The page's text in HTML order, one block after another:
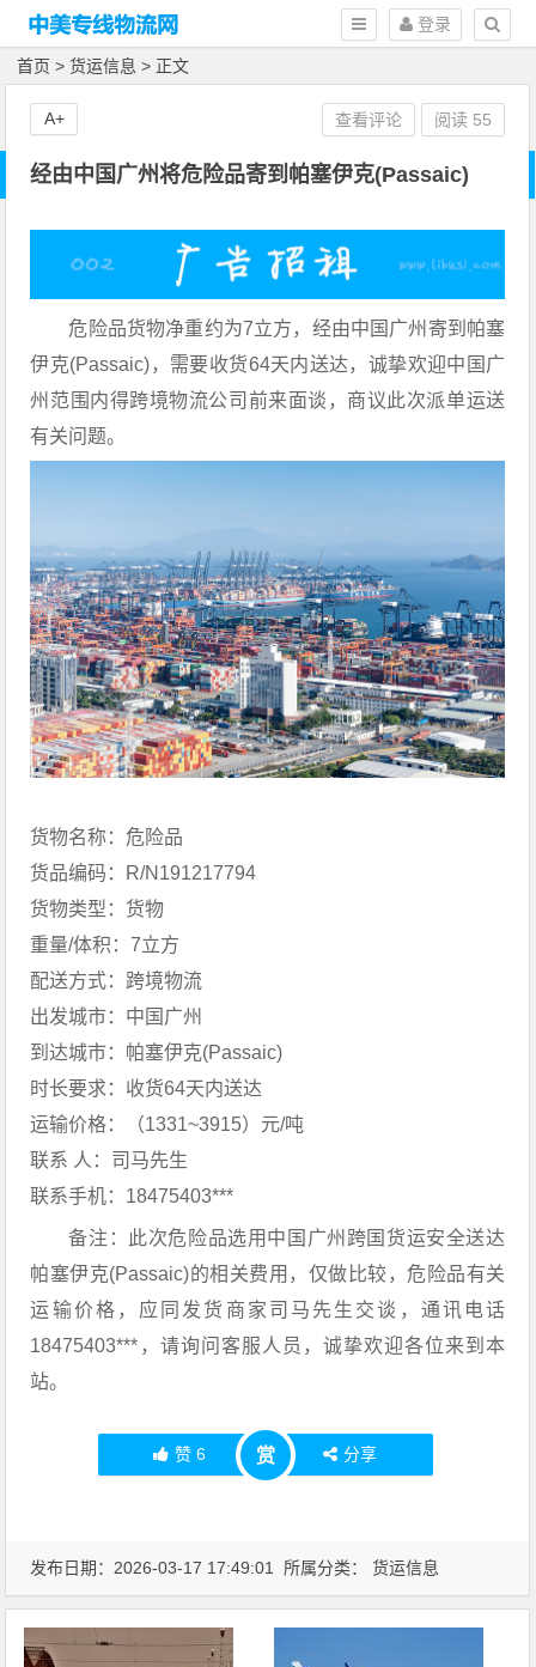
登录
首页 > 货运信息 > 正文
经由中国广州将危险品寄到帕塞伊克(Passaic)
危险品货物净重约为7立方，经由中国广州寄到帕塞
伊克(Passaic)，需要收货64天内送达，诚挚欢迎中国广
州范围内得跨境物流公司前来面谈，商议此次派单运送
有关问题。
货物名称：危险品
货品编码：R/N191217794
货物类型：货物
重量/体积：7立方
配送方式：跨境物流
出发城市：中国广州
到达城市：帕塞伊克(Passaic)
时长要求：收货64天内送达
运输价格：（1331~3915）元/吨
联系 人：司马先生
联系手机：18475403***
备注：此次危险品选用中国广州跨国货运安全送达
帕塞伊克(Passaic)的相关费用，仅做比较，危险品有关
运输价格，应同发货商家司马先生交谈，通讯电话
18475403***，请询问客服人员，诚挚欢迎各位来到本
站。
赞 6 赏 分享
查看评论 阅读 55
A+
发布日期：2026-03-17 17:49:01 所属分类： 货运信息